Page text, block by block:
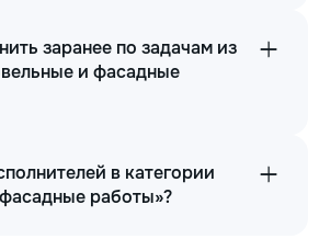
заранее по задачам из
и фасадные
в категории
работы»?